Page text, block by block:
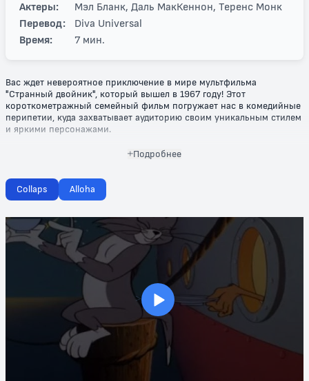
Актеры:
Мэл Бланк, Даль МакКеннон, Теренс Монк
Перевод:
Diva Universal
Время:
7 мин.
Вас ждет невероятное приключение в мире мультфильма
"Странный двойник", который вышел в 1967 году! Этот
короткометражный семейный фильм погружает нас в комедийные
перипетии, куда захватывает аудиторию своим уникальным стилем
и яркими персонажами.
Главный герой сталкивается с волшебным двойником, который
множество забавных ситуаций, наполняя экран смехом и
позитивными эмоциями. Мультфильм мастерски сочетает в себе
юмор и умные шутки, которые будут понятны как детям, так и
яркими моментами, которые сделают просмотр незабываемым.
"Странный двойник" — это не просто комедия, а настоящая
находка для всей семьи! Он вдохновляет на дружбу, смелость и
веру в себя, доказывая, что даже самый неожиданный поворот
судьбы может обернуться чем-то удивительным. Позвольте себе
окунуться в волшебный мир, который подарит вам не только
улыбки, но и важные жизненные уроки.
Не упустите возможность посмотреть этот уникальный
мультфильм, который подарит вам отличное настроение и
заставит смеяться, ведь "Странный двойник" — это настоящий
шедевр короткометражной анимации!
Подробнее
Collaps Alloha
>